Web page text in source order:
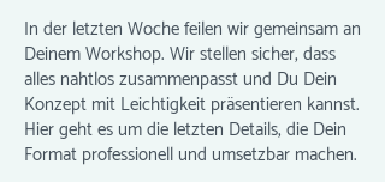
In der letzten Woche feilen wir gemeinsam an
Deinem Workshop. Wir stellen sicher, dass
alles nahtlos zusammenpasst und Du Dein
Konzept mit Leichtigkeit präsentieren kannst.
Hier geht es um die letzten Details, die Dein
Format professionell und umsetzbar machen.